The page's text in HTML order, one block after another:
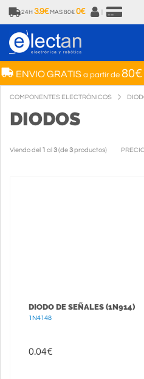
24H 3.9€ MAS 80€ 0€
ENVIO GRATISa partir de 80€
COMPONENTES ELECTRÓNICOS
DIODOS
Viendo del 1 al 3(de3productos)
DIODO DE SEÑALES (1N914)
1N4148
0.04€